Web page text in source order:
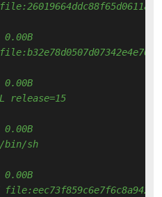
release=15
/bin/sh